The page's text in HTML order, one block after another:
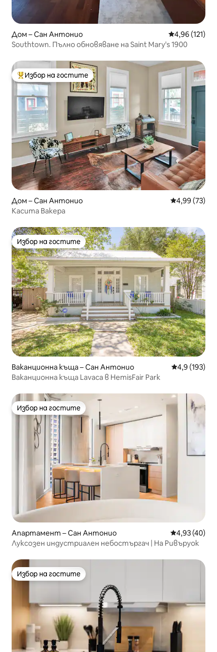
Дом – Сан Антонио Средна
4,96 (121)
Southtown. Пълно обновяване на Saint Mary's 1900
Най-популярен избор на гостите
Избор на гостите
Дом – Сан Антонио Средна
4,99 (73)
Касита Вакера
Избор на гостите
Избор на гостите
Ваканционна къща – Сан Антонио Средна
4,9 (193)
Ваканционна къща Lavaca в HemisFair Park
Избор на гостите
Избор на гостите
Апартамент – Сан Антонио Средна
4,93 (40)
Луксозен индустриален небостъргач | На Ривъруок
Избор на гостите
Избор на гостите